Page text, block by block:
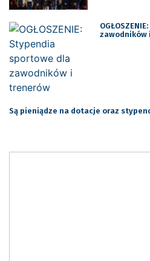
zawodników
Są pieniądze na dotacje oraz